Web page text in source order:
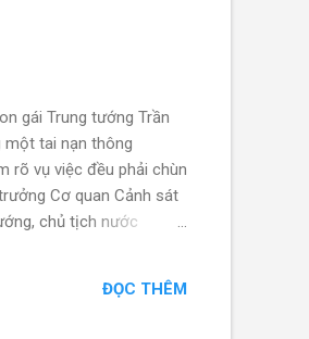
gái Trung tướng Trần
một tai nạn thông
rõ vụ việc đều phải chùn
Cơ quan Cảnh sát
chủ tịch nước
chung cư Carina
người hồi năm 2018.
ĐỌC THÊM